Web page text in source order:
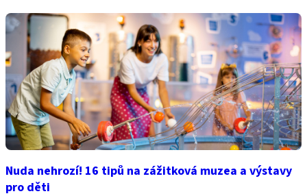
Nuda nehrozí! 16 tipů na zážitková muzea a výstavy
pro děti